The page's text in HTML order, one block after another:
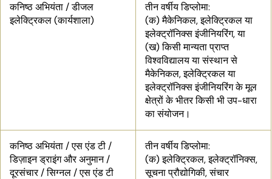
कनिष्ठ अभियंता / डीजल
इलेक्ट्रिकल (कार्यशाला)
तीन वर्षीय डिप्लोमा:
(क) मैकेनिकल, इलेक्ट्रिकल या
इलेक्ट्रॉनिक्स इंजीनियरिंग, या
(ख) किसी मान्यता प्राप्त
विश्वविद्यालय या संस्थान से
मैकेनिकल, इलेक्ट्रिकल या
इलेक्ट्रॉनिक्स इंजीनियरिंग के मूल
क्षेत्रों के भीतर किसी भी उप-धारा
का संयोजन।
कनिष्ठ अभियंता / एस एंड टी /
डिज़ाइन ड्राइंग और अनुमान /
दूरसंचार / सिग्नल / एस एंड टी
तीन वर्षीय डिप्लोमा:
(क) इलेक्ट्रिकल, इलेक्ट्रॉनिक्स,
सूचना प्रौद्योगिकी, संचार